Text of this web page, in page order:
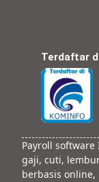
Terdaftar
Payroll
gaji, cuti,
berbasis online,